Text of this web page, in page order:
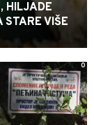
HILJADE
STARE VIŠE
0